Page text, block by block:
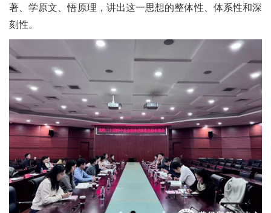
著、学原文、悟原理，讲出这一思想的整体性、体系性和深
刻性。